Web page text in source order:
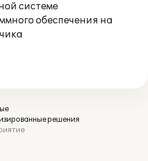
системе
обеспечения на
решения